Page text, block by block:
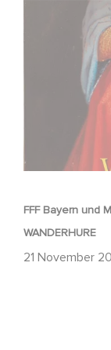
FFF Bayern und
WANDERHURE
21 November
FFF Bayern
WANDERHURE